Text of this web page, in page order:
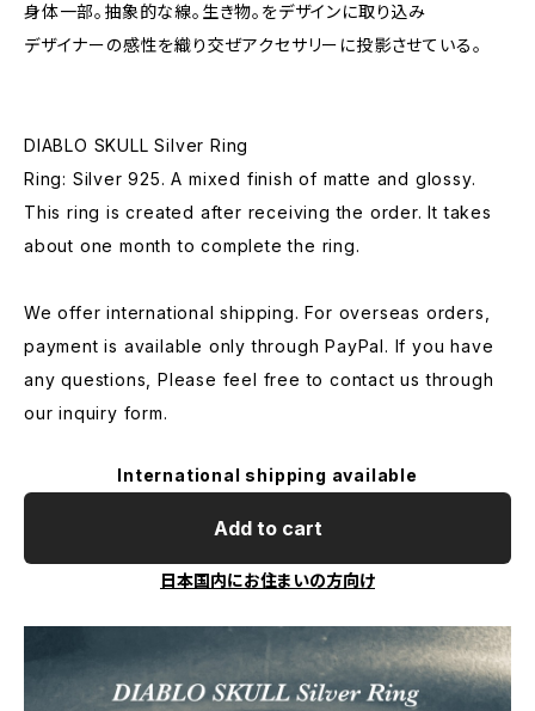
身体一部。抽象的な線。生き物。をデザインに取り込み
デザイナーの感性を織り交ぜアクセサリーに投影させている。
DIABLO SKULL Silver Ring
Ring: Silver 925. A mixed finish of matte and glossy.
This ring is created after receiving the order. It takes
about one month to complete the ring.
We offer international shipping. For overseas orders,
payment is available only through PayPal. If you have
any questions, Please feel free to contact us through
our inquiry form.
International shipping available
Add to cart
日本国内にお住まいの方向け